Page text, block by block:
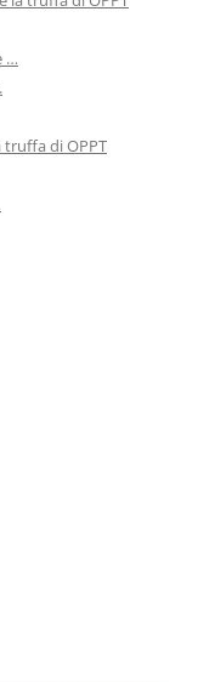
…
di OPPT